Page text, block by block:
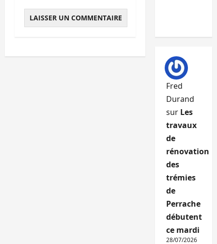
Fred
Durand
sur Les
travaux
de
rénovation
des
trémies
de
Perrache
débutent
ce mardi
28/07/2026